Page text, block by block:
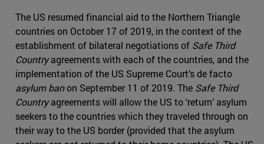
The US resumed financial aid to the Northern Triangle
countries on October 17 of 2019, in the context of the
establishment of bilateral negotiations of Safe Third
Countryagreements with each of the countries, and the
implementation of the US Supreme Court’s de facto
asylum banon September 11 of 2019. The Safe Third
Countryagreements will allow the US to ‘return’ asylum
seekers to the countries which they traveled through on
their way to the US border (provided that the asylum